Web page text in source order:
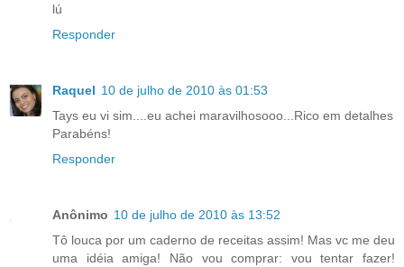
lú
Responder
Raquel 10 de julho de 2010 às 01:53
Tays eu vi sim....eu achei maravilhosooo...Rico em detalhes
Parabéns!
Responder
Anônimo 10 de julho de 2010 às 13:52
Tô louca por um caderno de receitas assim! Mas vc me deu
uma idéia amiga! Não vou comprar: vou tentar fazer!